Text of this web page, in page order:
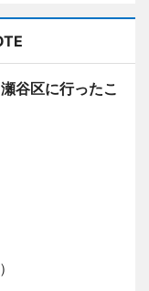
谷区に行ったこ